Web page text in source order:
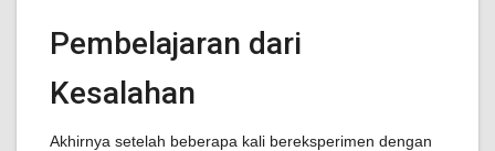
Pembelajaran dari
Kesalahan
Akhirnya setelah beberapa kali bereksperimen dengan